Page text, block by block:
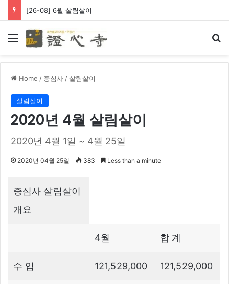
[26-08] 6월 살림살이
Menu
Home / 증심사 /살림살이
살림살이
2020년 4월 살림살이
2020년 4월 1일 ~ 4월 25일
2020년 04월 25일 383 Less than a minute
증심사 살림살이
개요
4월 합 계
수 입 121,529,000 121,529,000